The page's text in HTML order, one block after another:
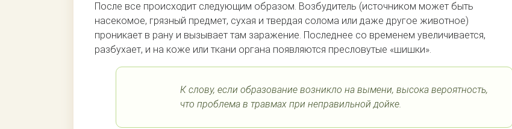
После все происходит следующим образом. Возбудитель (источником может быть
насекомое, грязный предмет, сухая и твердая солома или даже другое животное)
проникает в рану и вызывает там заражение. Последнее со временем увеличивается,
разбухает, и на коже или ткани органа появляются пресловутые «шишки».
К слову, если образование возникло на вымени, высока вероятность,
что проблема в травмах при неправильной дойке.